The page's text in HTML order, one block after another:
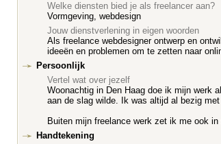
Welke diensten bied je als freelancer aan?
Vormgeving, webdesign
Jouw dienstverlening in eigen woorden
Als freelance webdesigner ontwerp en
ideeën en problemen om te zetten naar
Persoonlijk
Vertel wat over jezelf
Woonachtig in Den Haag doe ik mijn werk
aan de slag wilde. Ik was altijd al bezig
Buiten mijn freelance werk zet ik me ook
Handtekening